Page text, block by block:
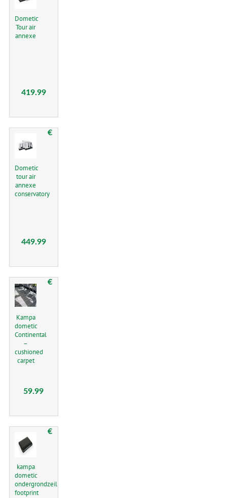
Dometic
Tour air
annexe
419.99
Dometic
tour air
annexe
conservatory
€
449.99
Kampa
dometic
Continental
–
cushioned
carpet
€
59.99
kampa
dometic
ondergrondzeil
footprint
€